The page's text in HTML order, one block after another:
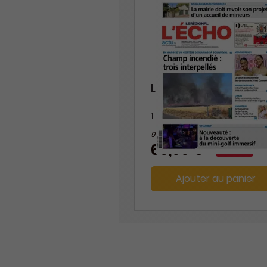
L'Echo Le Régional
1 an
93,60 €
66,00 € -29%
Ajouter au panier